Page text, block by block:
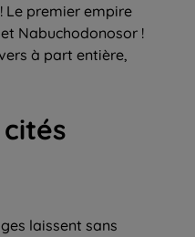
Le premier empire
Nabuchodonosor !
à part entière,
laissent sans